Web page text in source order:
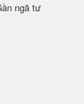
ngã tư